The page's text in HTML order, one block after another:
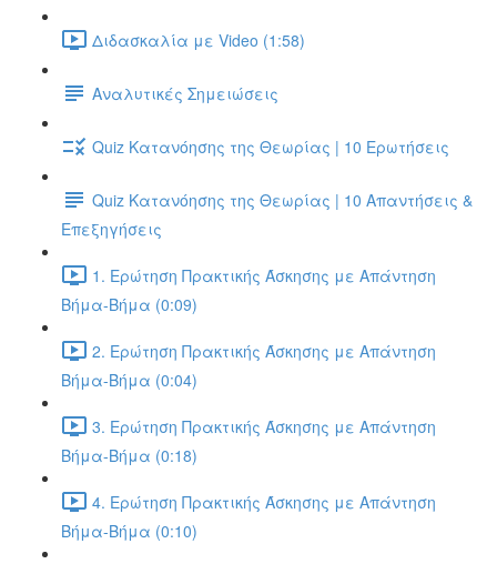
Διδασκαλία με Video (1:58)
Αναλυτικές Σημειώσεις
Quiz Κατανόησης της Θεωρίας | 10 Ερωτήσεις
Quiz Κατανόησης της Θεωρίας | 10 Απαντήσεις &
Επεξηγήσεις
1. Ερώτηση Πρακτικής Άσκησης με Απάντηση
Βήμα-Βήμα (0:09)
2. Ερώτηση Πρακτικής Άσκησης με Απάντηση
Βήμα-Βήμα (0:04)
3. Ερώτηση Πρακτικής Άσκησης με Απάντηση
Βήμα-Βήμα (0:18)
4. Ερώτηση Πρακτικής Άσκησης με Απάντηση
Βήμα-Βήμα (0:10)